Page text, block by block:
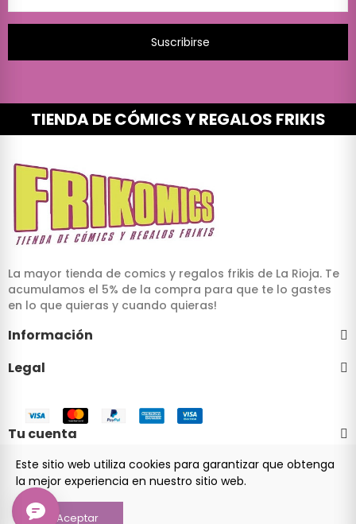
Suscribirse
TIENDA DE CÓMICS Y REGALOS FRIKIS
La mayor tienda de comics y regalos frikis de La Rioja. Te
acumulamos el 5% de la compra para que te lo gastes
en lo que quieras y cuando quieras!
Información
Legal
Tu cuenta
© 2024 Frikomics.com - Tienda de cómics y regalos frikis
Este sitio web utiliza cookies para garantizar que obtenga
la mejor experiencia en nuestro sitio web.
Aceptar